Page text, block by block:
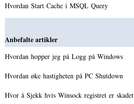
Hvordan Start Cache i MSQL Query
Anbefalte artikler
Hvordan hopper jeg på Logg på Windows
Hvordan øke hastigheten på PC Shutdown
Hvor å Sjekk hvis Winsock registret er skadet